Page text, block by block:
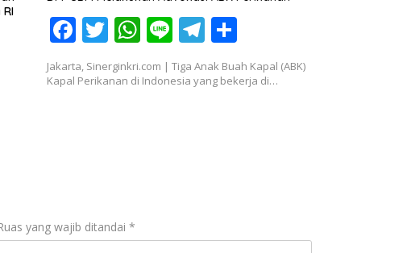
F
ac
e
T
w
itt
W
h
at
Li
n
e
T
el
e
S
h
ar
Jakarta, Sinerginkri.com | Tiga Anak Buah Kapal (ABK)
Kapal Perikanan di Indonesia yang bekerja di…
yang wajib ditandai *